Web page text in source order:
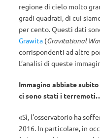
regione di cielo molto
gradi quadrati, di cui
per cento. Questi dati
Grawita (Gravitational
corrispondenti ad altre
L’analisi di queste
Immagino abbiate
ci sono stati i
«Sì, l’osservatorio ha
2016. In particolare, in